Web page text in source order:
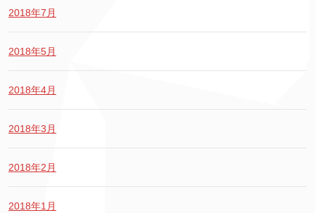
2018年7月
2018年5月
2018年4月
2018年3月
2018年2月
2018年1月